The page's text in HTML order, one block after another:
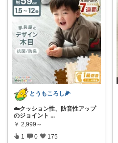
とうもころし🌽
☁️クッション性、防音性アップ
のジョイント ...
￥ 2,999～
1 0 175